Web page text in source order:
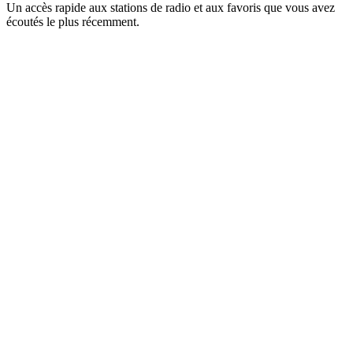
Un accès rapide aux stations de radio et aux favoris que vous avez
écoutés le plus récemment.